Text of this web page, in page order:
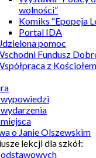
wolności”
Komiks “Epopeja
Portal IDA
pomoc
Fundusz
z Kościołem
wypowiedzi
o Janie Olszewskim
lekcji dla szkół: